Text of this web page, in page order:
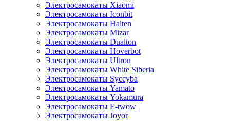
Электросамокаты Xiaomi
Электросамокаты Iconbit
Электросамокаты Halten
Электросамокаты Mizar
Электросамокаты Dualton
Электросамокаты Hoverbot
Электросамокаты Ultron
Электросамокаты White Siberia
Электросамокаты Syccyba
Электросамокаты Yamato
Электросамокаты Yokamura
Электросамокаты E-twow
Электросамокаты Joyor